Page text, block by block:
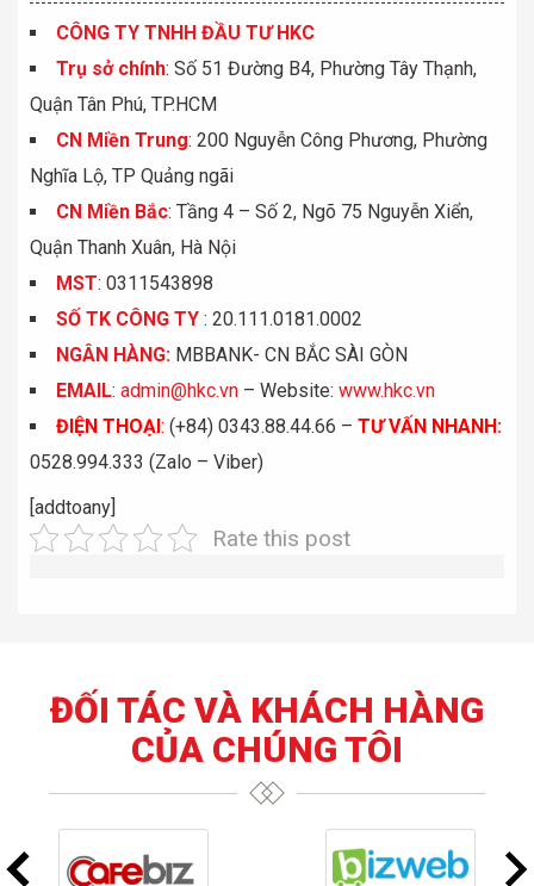
CÔNG TY TNHH ĐẦU TƯ HKC
Trụ sở chính: Số 51 Đường B4, Phường Tây Thạnh,
Quận Tân Phú, TP.HCM
CN Miền Trung: 200 Nguyễn Công Phương, Phường
Nghĩa Lộ, TP Quảng ngãi
CN Miền Bắc: Tầng 4 – Số 2, Ngõ 75 Nguyễn Xiển,
Quận Thanh Xuân, Hà Nội
MST: 0311543898
SỐ TK CÔNG TY : 20.111.0181.0002
NGÂN HÀNG: MBBANK- CN BẮC SÀI GÒN
EMAIL: admin@hkc.vn – Website: www.hkc.vn
ĐIỆN THOẠI: (+84) 0343.88.44.66 – TƯ VẤN NHANH:
0528.994.333 (Zalo – Viber)
[addtoany]
Rate this post
ĐỐI TÁC VÀ KHÁCH HÀNG
CỦA CHÚNG TÔI